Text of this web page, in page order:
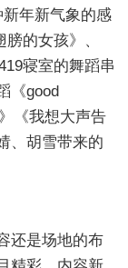
年新气象的感
的女孩》、
寝室的舞蹈串
《good
《我想大声告
、胡雪带来的
是场地的布